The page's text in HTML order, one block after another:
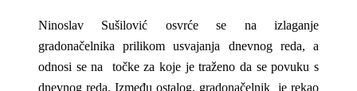
Ninoslav Sušilović osvrće se na izlaganje
gradonačelnika prilikom usvajanja dnevnog reda, a
odnosi se na točke za koje je traženo da se povuku s
dnevnog reda. Između ostalog, gradonačelnik je rekao